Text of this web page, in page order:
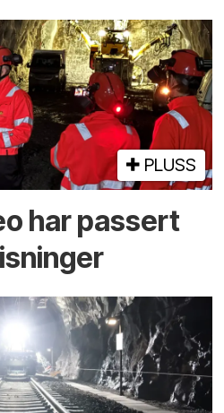
PLUSS
har passert